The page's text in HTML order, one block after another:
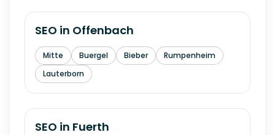
SEO in Offenbach
Mitte Buergel Bieber
Rumpenheim
Lauterborn
SEO in Fuerth